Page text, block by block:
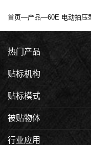
首页—产品—60E 电动拍压
热门产品
贴标机构
贴标模式
被贴物体
行业应用